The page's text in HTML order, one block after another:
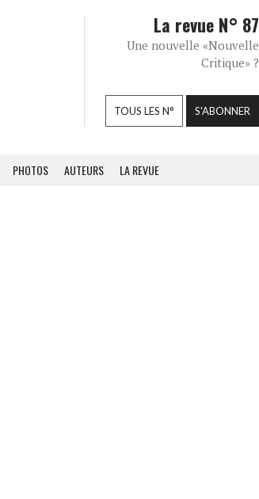
La revue N° 87
Une nouvelle «Nouvelle
Critique» ?
TOUS LES N° S'ABONNER
PHOTOS AUTEURS LA REVUE